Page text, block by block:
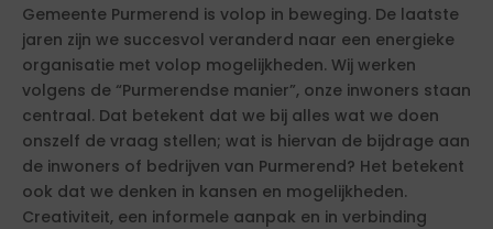
Gemeente Purmerend is volop in beweging. De laatste
jaren zijn we succesvol veranderd naar een energieke
organisatie met volop mogelijkheden. Wij werken
volgens de “Purmerendse manier”, onze inwoners staan
centraal. Dat betekent dat we bij alles wat we doen
onszelf de vraag stellen; wat is hiervan de bijdrage aan
de inwoners of bedrijven van Purmerend? Het betekent
ook dat we denken in kansen en mogelijkheden.
Creativiteit, een informele aanpak en in verbinding